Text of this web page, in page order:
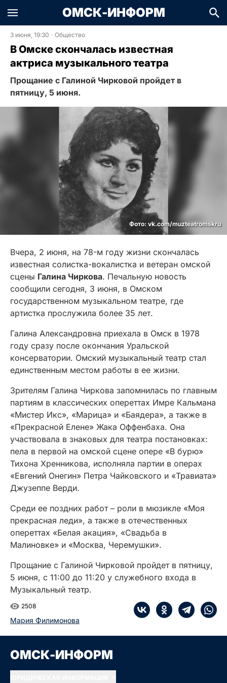
ОМСК-ИНФОРМ
3 июня, 19:30 · Общество
В Омске скончалась известная
актриса музыкального театра
Прощание с Галиной Чирковой пройдет в
пятницу, 5 июня.
Фото: vk.com/muzteatromskru
Вчера, 2 июня, на 78-м году жизни скончалась
известная солистка-вокалистка и ветеран омской
сцены Галина Чиркова. Печальную новость
сообщили сегодня, 3 июня, в Омском
государственном музыкальном театре, где
артистка прослужила более 35 лет.
Галина Александровна приехала в Омск в 1978
году сразу после окончания Уральской
консерватории. Омский музыкальный театр стал
единственным местом работы в ее жизни.
Зрителям Галина Чиркова запомнилась по главным
партиям в классических опереттах Имре Кальмана
«Мистер Икс», «Марица» и «Баядера», а также в
«Прекрасной Елене» Жака Оффенбаха. Она
участвовала в знаковых для театра постановках:
пела в первой на омской сцене опере «В бурю»
Тихона Хренникова, исполняла партии в операх
«Евгений Онегин» Петра Чайковского и «Травиата»
Джузеппе Верди.
Среди ее поздних работ – роли в мюзикле «Моя
прекрасная леди», а также в отечественных
опереттах «Белая акация», «Свадьба в
Малиновке» и «Москва, Черемушки».
Прощание с Галиной Чирковой пройдет в пятницу,
5 июня, с 11:00 до 11:20 у служебного входа в
Музыкальный театр.
2508
Мария Филимонова
ОМСК-ИНФОРМ